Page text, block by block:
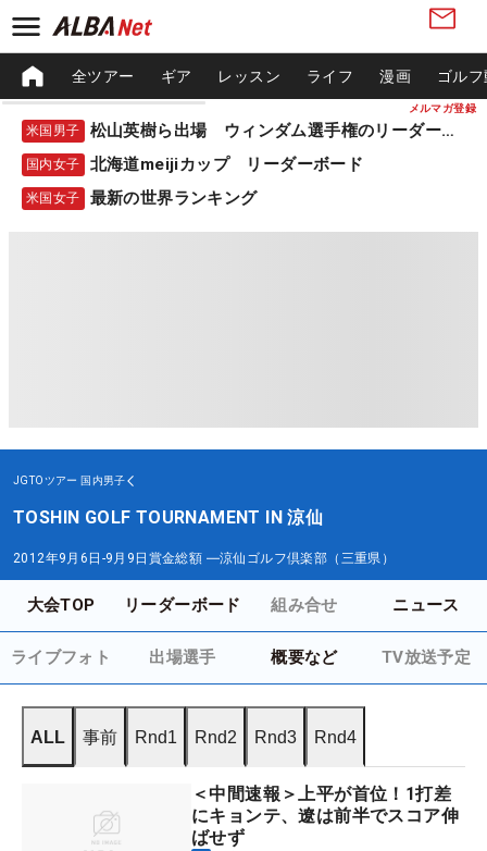
メルマガ登録
全ツアー ギア レッスン ライフ 漫画 ゴル
米国男子 松山英樹ら出場 ウィンダム選手権のリーダーボード
国内女子 北海道meijiカップ リーダーボード
米国女子 最新の世界ランキング
JGTOツアー 国内男子
TOSHIN GOLF TOURNAMENT IN 涼仙
2012年9月6日-9月9日 賞金総額 ―涼仙ゴルフ倶楽部（三重県）
大会TOP リーダーボード 組み合せ ニュース
ライブフォト 出場選手 概要など TV放送予定
ALL 事前 Rnd1 Rnd2 Rnd3 Rnd4
＜中間速報＞上平が首位！1打差
にキョンテ、遼は前半でスコア伸
ばせず